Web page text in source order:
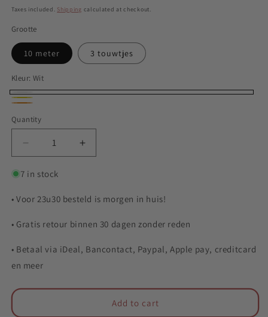
price
Taxes included. Shipping calculated at checkout.
Grootte
10 meter 3 touwtjes
Kleur: Wit
Wit
Geel
Quantity
Quantity
Decrease
quantity
for
Increase
quantity
7 in stock
• Voor 23u30 besteld is morgen in huis!
• Gratis retour binnen 30 dagen zonder reden
• Betaal via iDeal, Bancontact, Paypal, Apple pay, creditcard
en meer
Add to cart